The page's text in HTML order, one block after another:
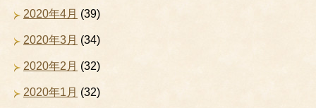
2020年4月 (39)
2020年3月 (34)
2020年2月 (32)
2020年1月 (32)